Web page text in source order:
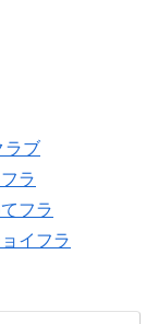
ラブ
ラ
フラ
イフラ